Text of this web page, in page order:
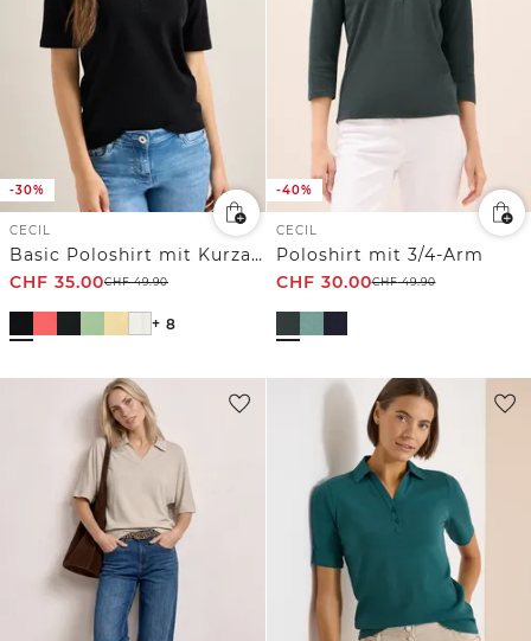
-30%
CECIL
Basic Poloshirt mit Kurzarm
CHF 35.00CHF49.90
+ 8
-40%
CECIL
Poloshirt mit 3/4-Arm
CHF 30.00CHF49.90